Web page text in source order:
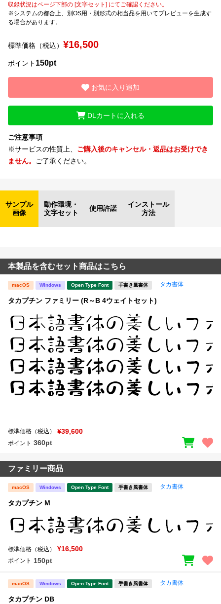
収録状況はページ下部の [文字セット] にてご確認ください。
※システムの都合上、別OS用・別形式の相当品を用いてプレビューを生成す
る場合があります。
標準価格（税込） ¥16,500
ポイント 150pt
お気に入り追加
DLカートに入れる
ご注意事項
※サービスの性質上、 ご購入後のキャンセル・返品はお受けでき
ません。
ご了承ください。
サンプル
画像
動作環境・
文字セット
使用許諾
インストール
方法
本製品を含むセット商品はこちら
macOS Windows Open Type Font 手書き風書体 タカ書体
タカプチン ファミリー (R～B 4ウェイトセット)
標準価格（税込） ¥39,600
ポイント 360pt
ファミリー商品
macOS Windows Open Type Font 手書き風書体 タカ書体
タカプチン M
標準価格（税込） ¥16,500
ポイント 150pt
macOS Windows Open Type Font 手書き風書体 タカ書体
タカプチン DB